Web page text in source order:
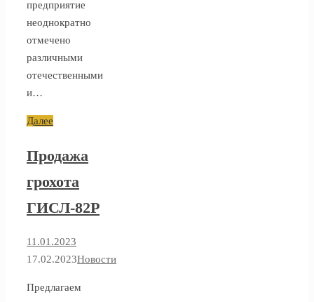
предприятие
неоднократно
отмечено
различными
отечественными
и…
Далее
Продажа
грохота
ГИСЛ-82Р
11.01.2023
17.02.2023Новости
Предлагаем